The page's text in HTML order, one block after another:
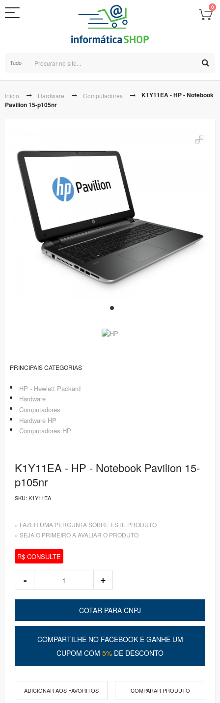
0
Tudo
Início Hardware Computadores
K1Y11EA - HP - Notebook
Pavilion 15-p105nr
PRINCIPAIS CATEGORIAS
HP - Hewlett Packard
Hardware
Computadores
Hardware HP
Computadores HP
K1Y11EA - HP - Notebook Pavilion 15-
p105nr
SKU: K1Y11EA
» FAZER UMA PERGUNTA SOBRE ESTE PRODUTO
» SEJA O PRIMEIRO A AVALIAR O PRODUTO
R$ CONSULTE
COTAR PARA CNPJ
COMPARTILHE NO FACEBOOK E GANHE UM
CUPOM COM 5% DE DESCONTO
ADICIONAR AOS FAVORITOS COMPARAR PRODUTO